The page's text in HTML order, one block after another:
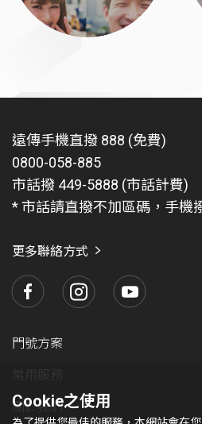
遠傳手機直撥 888 (免費)
0800-058-885
市話撥 449-5888 (市話計費)
* 市話請直撥不加區碼，手機
更多聯絡方式
門號方案
關於我們
Cookie之使用